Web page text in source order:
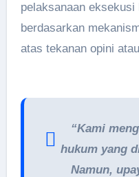
pelaksanaan eksekusi
berdasarkan
atas tekanan opini
“Kami
hukum yang
Namun,